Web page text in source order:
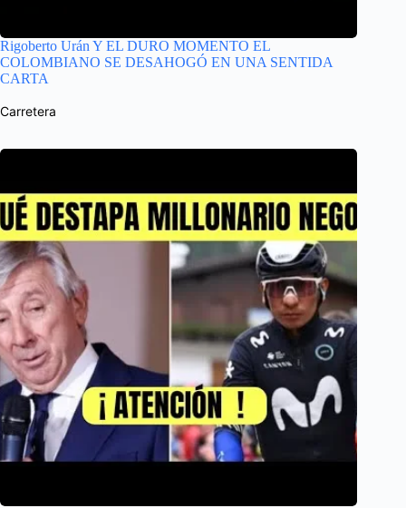
Rigoberto Urán Y EL DURO MOMENTO EL
COLOMBIANO SE DESAHOGÓ EN UNA SENTIDA
CARTA
Carretera